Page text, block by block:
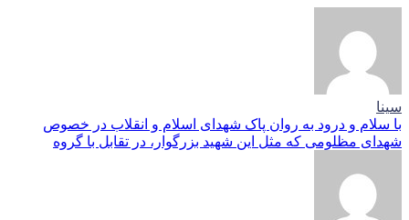
سینا
با سلام و درود به روان پاک شهدای اسلام و انقلاب در خصوص
شهدای مظلومی که مثل این شهید بزرگوار، در تقابل با گروه